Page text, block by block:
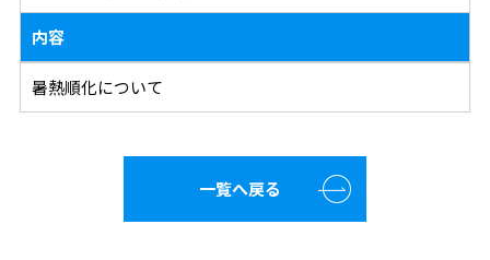
内容
暑熱順化について
一覧へ戻る